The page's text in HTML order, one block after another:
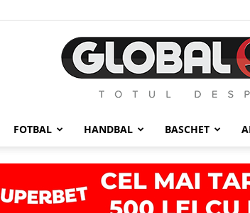
FOTBAL HANDBAL BASCHET